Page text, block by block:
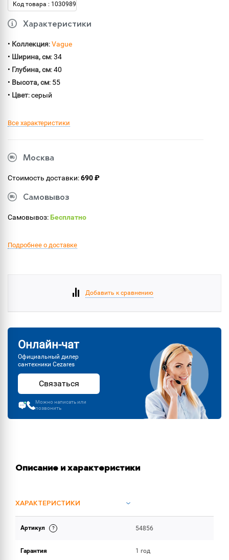
Код товара : 1030989
Характеристики
• Коллекция:Vague
• Ширина, см: 34
• Глубина, см: 40
• Высота, см: 55
• Цвет: серый
Все характеристики
Москва
Стоимость доставки:690 ₽
Самовывоз
Самовывоз:Бесплатно
Подробнее о доставке
Добавить к сравнению
Онлайн-чат
Официальный дилер
сантехники Cezares
Связаться
Можно написать или
позвонить
Описание и характеристики
ХАРАКТЕРИСТИКИ
ОБЪЕМ ПОСТАВКИ
Артикул 54856
Гарантия 1 год